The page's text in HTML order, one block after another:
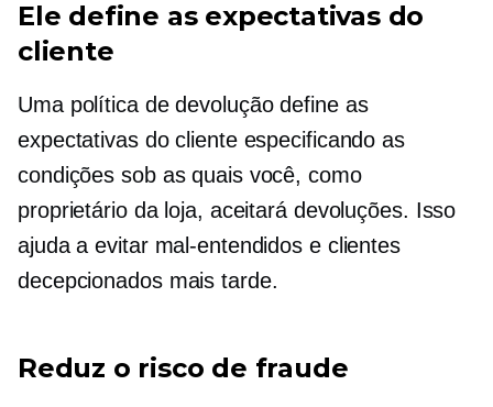
Ele define as expectativas do
cliente
Uma política de devolução define as
expectativas do cliente especificando as
condições sob as quais você, como
proprietário da loja, aceitará devoluções. Isso
ajuda a evitar mal-entendidos e clientes
decepcionados mais tarde.
Reduz o risco de fraude